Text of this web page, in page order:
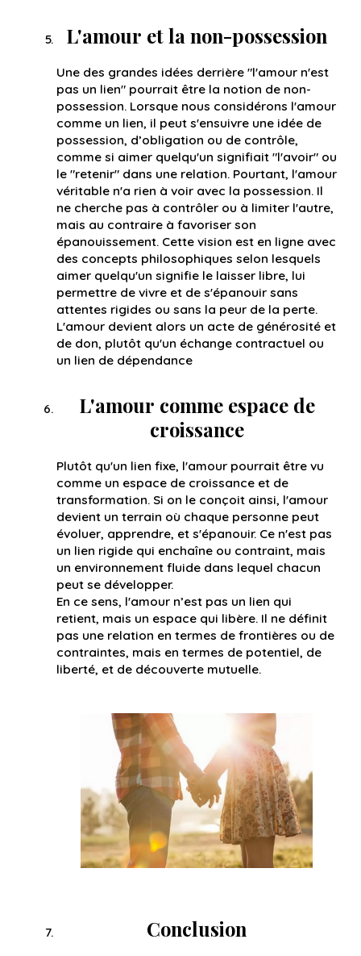
L'amour et la non-possession
Une des grandes idées derrière "l'amour n'est
pas un lien" pourrait être la notion de non-
possession. Lorsque nous considérons l'amour
comme un lien, il peut s'ensuivre une idée de
possession, d’obligation ou de contrôle,
comme si aimer quelqu'un signifiait "l'avoir" ou
le "retenir" dans une relation. Pourtant, l'amour
véritable n'a rien à voir avec la possession. Il
ne cherche pas à contrôler ou à limiter l'autre,
mais au contraire à favoriser son
épanouissement. Cette vision est en ligne avec
des concepts philosophiques selon lesquels
aimer quelqu'un signifie le laisser libre, lui
permettre de vivre et de s'épanouir sans
attentes rigides ou sans la peur de la perte.
L'amour devient alors un acte de générosité et
de don, plutôt qu'un échange contractuel ou
un lien de dépendance
L'amour comme espace de
croissance
Plutôt qu'un lien fixe, l'amour pourrait être vu
comme un espace de croissance et de
transformation. Si on le conçoit ainsi, l'amour
devient un terrain où chaque personne peut
évoluer, apprendre, et s'épanouir. Ce n'est pas
un lien rigide qui enchaîne ou contraint, mais
un environnement fluide dans lequel chacun
peut se développer.
En ce sens, l'amour n’est pas un lien qui
retient, mais un espace qui libère. Il ne définit
pas une relation en termes de frontières ou de
contraintes, mais en termes de potentiel, de
liberté, et de découverte mutuelle.
Conclusion